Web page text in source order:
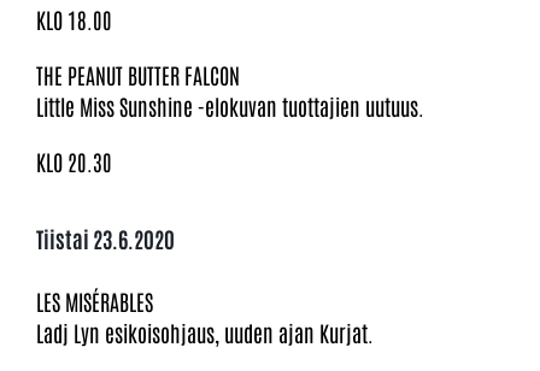
KLO 18.00
THE PEANUT BUTTER FALCON
Little Miss Sunshine -elokuvan tuottajien uutuus.
KLO 20.30
Tiistai 23.6.2020
LES MISÉRABLES
Ladj Lyn esikoisohjaus, uuden ajan Kurjat.